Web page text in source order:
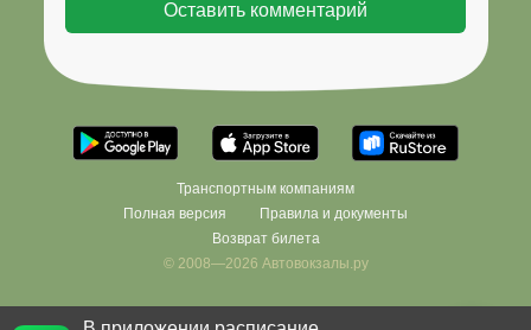
Транспортным компаниям
Полная версия
Правила и документы
Возврат билета
© 2008—2026 Автовокзалы.ру